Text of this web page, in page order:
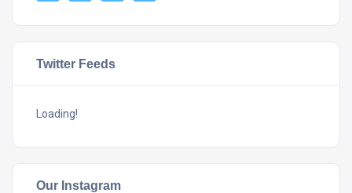
Twitter Feeds
Loading!
Our Instagram